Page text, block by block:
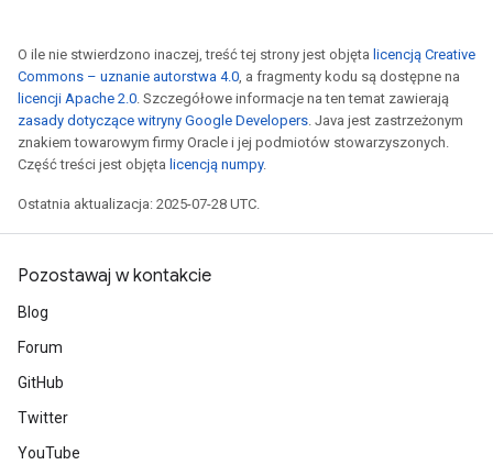
O ile nie stwierdzono inaczej, treść tej strony jest objęta licencją Creative
Commons – uznanie autorstwa 4.0, a fragmenty kodu są dostępne na
licencji Apache 2.0. Szczegółowe informacje na ten temat zawierają
zasady dotyczące witryny Google Developers. Java jest zastrzeżonym
znakiem towarowym firmy Oracle i jej podmiotów stowarzyszonych.
Część treści jest objęta licencją numpy.
Ostatnia aktualizacja: 2025-07-28 UTC.
Pozostawaj w kontakcie
Blog
Forum
GitHub
Twitter
YouTube